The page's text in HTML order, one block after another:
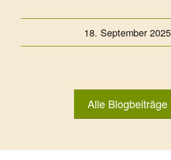
18. September 2025
Alle Blogbeiträge